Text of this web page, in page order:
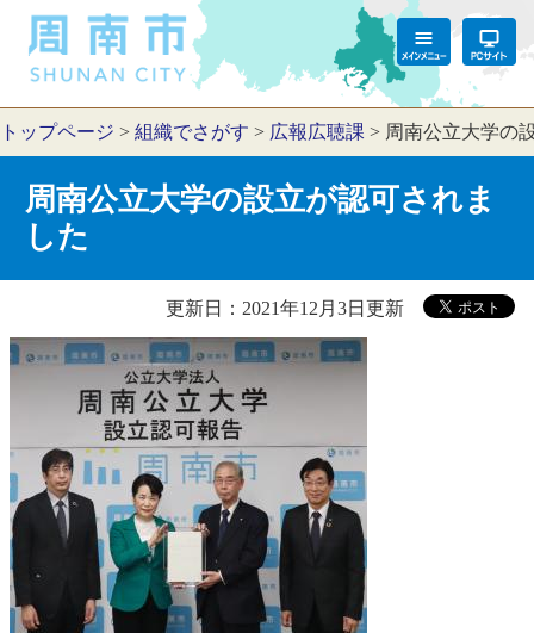
トップページ > 組織でさがす > 広報広聴課 > 周南公立大学の
周南公立大学の設立が認可されま
した
更新日：2021年12月3日更新